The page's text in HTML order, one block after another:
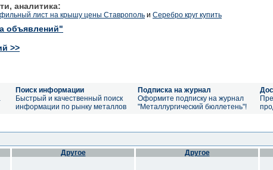
аналитика:
лист на крышу цены Ставрополь и Серебро круг купить
объявлений"
>>
Поиск информации
Быстрый и качественный поиск
информации по рынку металлов
Подписка на журнал
Оформите подписку на журнал
"Металлургический бюллетень"!
Другое Другое